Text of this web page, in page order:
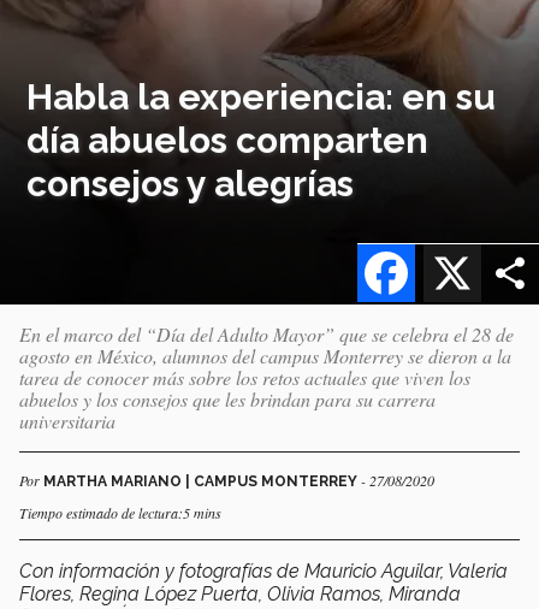
Habla la experiencia: en su
día abuelos comparten
consejos y alegrías
X
Facebook
En el marco del “Día del Adulto Mayor” que se celebra el 28 de
agosto en México, alumnos del campus Monterrey se dieron a la
tarea de conocer más sobre los retos actuales que viven los
abuelos y los consejos que les brindan para su carrera
universitaria
Por MARTHA MARIANO | CAMPUS MONTERREY - 27/08/2020
Tiempo estimado de lectura:5 mins
Con información y fotografías de Mauricio Aguilar, Valeria
Flores, Regina López Puerta, Olivia Ramos, Miranda